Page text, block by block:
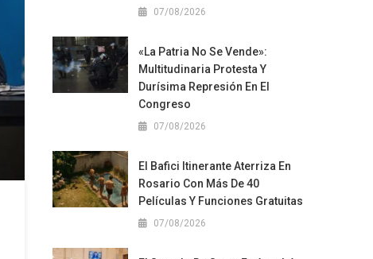
07/08/2026
«La Patria No Se Vende»:
Multitudinaria Protesta Y
Durísima Represión En El
Congreso
07/08/2026
El Bafici Itinerante Aterriza En
Rosario Con Más De 40
Películas Y Funciones Gratuitas
07/08/2026